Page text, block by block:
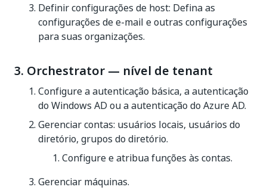
Definir configurações de host: Defina as
configurações de e-mail e outras configurações
para suas organizações.
3. Orchestrator — nível de tenant
Configure a autenticação básica, a autenticação
do Windows AD ou a autenticação do Azure AD.
Gerenciar contas: usuários locais, usuários do
diretório, grupos do diretório.
Configure e atribua funções às contas.
Gerenciar máquinas.